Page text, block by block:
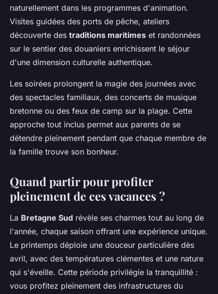
naturellement dans les programmes d'animation.
Visites guidées des ports de pêche, ateliers
découverte des traditions maritimes et randonnées
sur le sentier des douaniers enrichissent le séjour
d'une dimension culturelle authentique.
Les soirées prolongent la magie des journées avec
des spectacles familiaux, des concerts de musique
bretonne ou des feux de camp sur la plage. Cette
approche tout inclus permet aux parents de se
détendre pleinement pendant que chaque membre de
la famille trouve son bonheur.
Quand partir pour profiter
pleinement de ces vacances ?
La Bretagne Sud révèle ses charmes tout au long de
l'année, chaque saison offrant une expérience unique.
Le printemps déploie une douceur particulière dès
avril, avec des températures clémentes et une nature
qui s'éveille. Cette période privilégie la tranquillité :
vous profitez pleinement des infrastructures du